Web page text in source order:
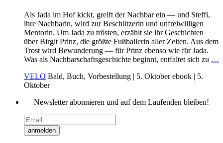
Als Jada im Hof kickt, greift der Nachbar ein — und Steffi,
ihre Nachbarin, wird zur Beschützerin und unfreiwilligen
Mentorin. Um Jada zu trösten, erzählt sie ihr Geschichten
über Birgit Prinz, die größte Fußballerin aller Zeiten. Aus dem
Trost wird Bewunderung — für Prinz ebenso wie für Jada.
Was als Nachbarschaftsgeschichte beginnt, entfaltet sich zu …
VELO Bald, Buch, Vorbestellung | 5. Oktober ebook | 5.
Oktober
Newsletter abonnieren und auf dem Laufenden bleiben!
anmelden